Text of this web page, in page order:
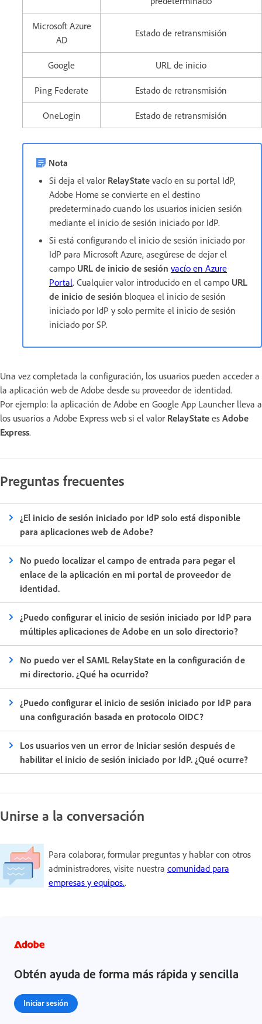
Microsoft Azure
AD
Estado de retransmisión
Google URL de inicio
Ping Federate Estado de retransmisión
OneLogin Estado de retransmisión
Nota
Si deja el valor RelayState vacío en su portal IdP,
Adobe Home se convierte en el destino
predeterminado cuando los usuarios inicien sesión
mediante el inicio de sesión iniciado por IdP.
Si está configurando el inicio de sesión iniciado por
IdP para Microsoft Azure, asegúrese de dejar el
campo URL de inicio de sesión vacío en Azure
Portal. Cualquier valor introducido en el campo URL
de inicio de sesión bloquea el inicio de sesión
iniciado por IdP y solo permite el inicio de sesión
iniciado por SP.
Una vez completada la configuración, los usuarios pueden acceder a
la aplicación web de Adobe desde su proveedor de identidad.
Por ejemplo: la aplicación de Adobe en Google App Launcher lleva a
los usuarios a Adobe Express web si el valor RelayState es Adobe
Express.
Preguntas frecuentes
¿El inicio de sesión iniciado por IdP solo está disponible
para aplicaciones web de Adobe?
No puedo localizar el campo de entrada para pegar el
enlace de la aplicación en mi portal de proveedor de
identidad.
¿Puedo configurar el inicio de sesión iniciado por IdP para
múltiples aplicaciones de Adobe en un solo directorio?
No puedo ver el SAML RelayState en la configuración de
mi directorio. ¿Qué ha ocurrido?
¿Puedo configurar el inicio de sesión iniciado por IdP para
una configuración basada en protocolo OIDC?
Los usuarios ven un error de Iniciar sesión después de
habilitar el inicio de sesión iniciado por IdP. ¿Qué ocurre?
Unirse a la conversación
Para colaborar, formular preguntas y hablar con otros
administradores, visite nuestra comunidad para
empresas y equipos..
Obtén ayuda de forma más rápida y sencilla
Iniciar sesión